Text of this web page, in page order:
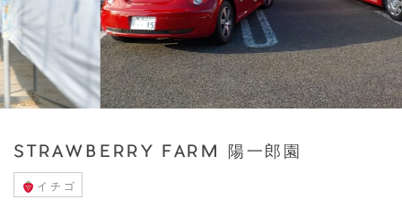
STRAWBERRY FARM 陽一郎園
イチゴ